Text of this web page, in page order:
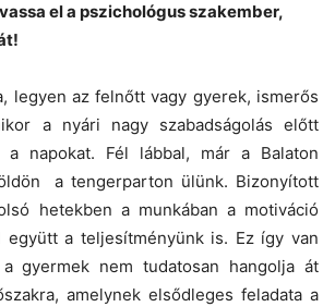
el a pszichológus szakember,
legyen az felnőtt vagy gyerek, ismerős
a nyári nagy szabadságolás előtt
a napokat. Fél lábbal, már a Balaton
a tengerparton ülünk. Bizonyított
hetekben a munkában a motiváció
együtt a teljesítményünk is. Ez így van
gyermek nem tudatosan hangolja át
amelynek elsődleges feladata a